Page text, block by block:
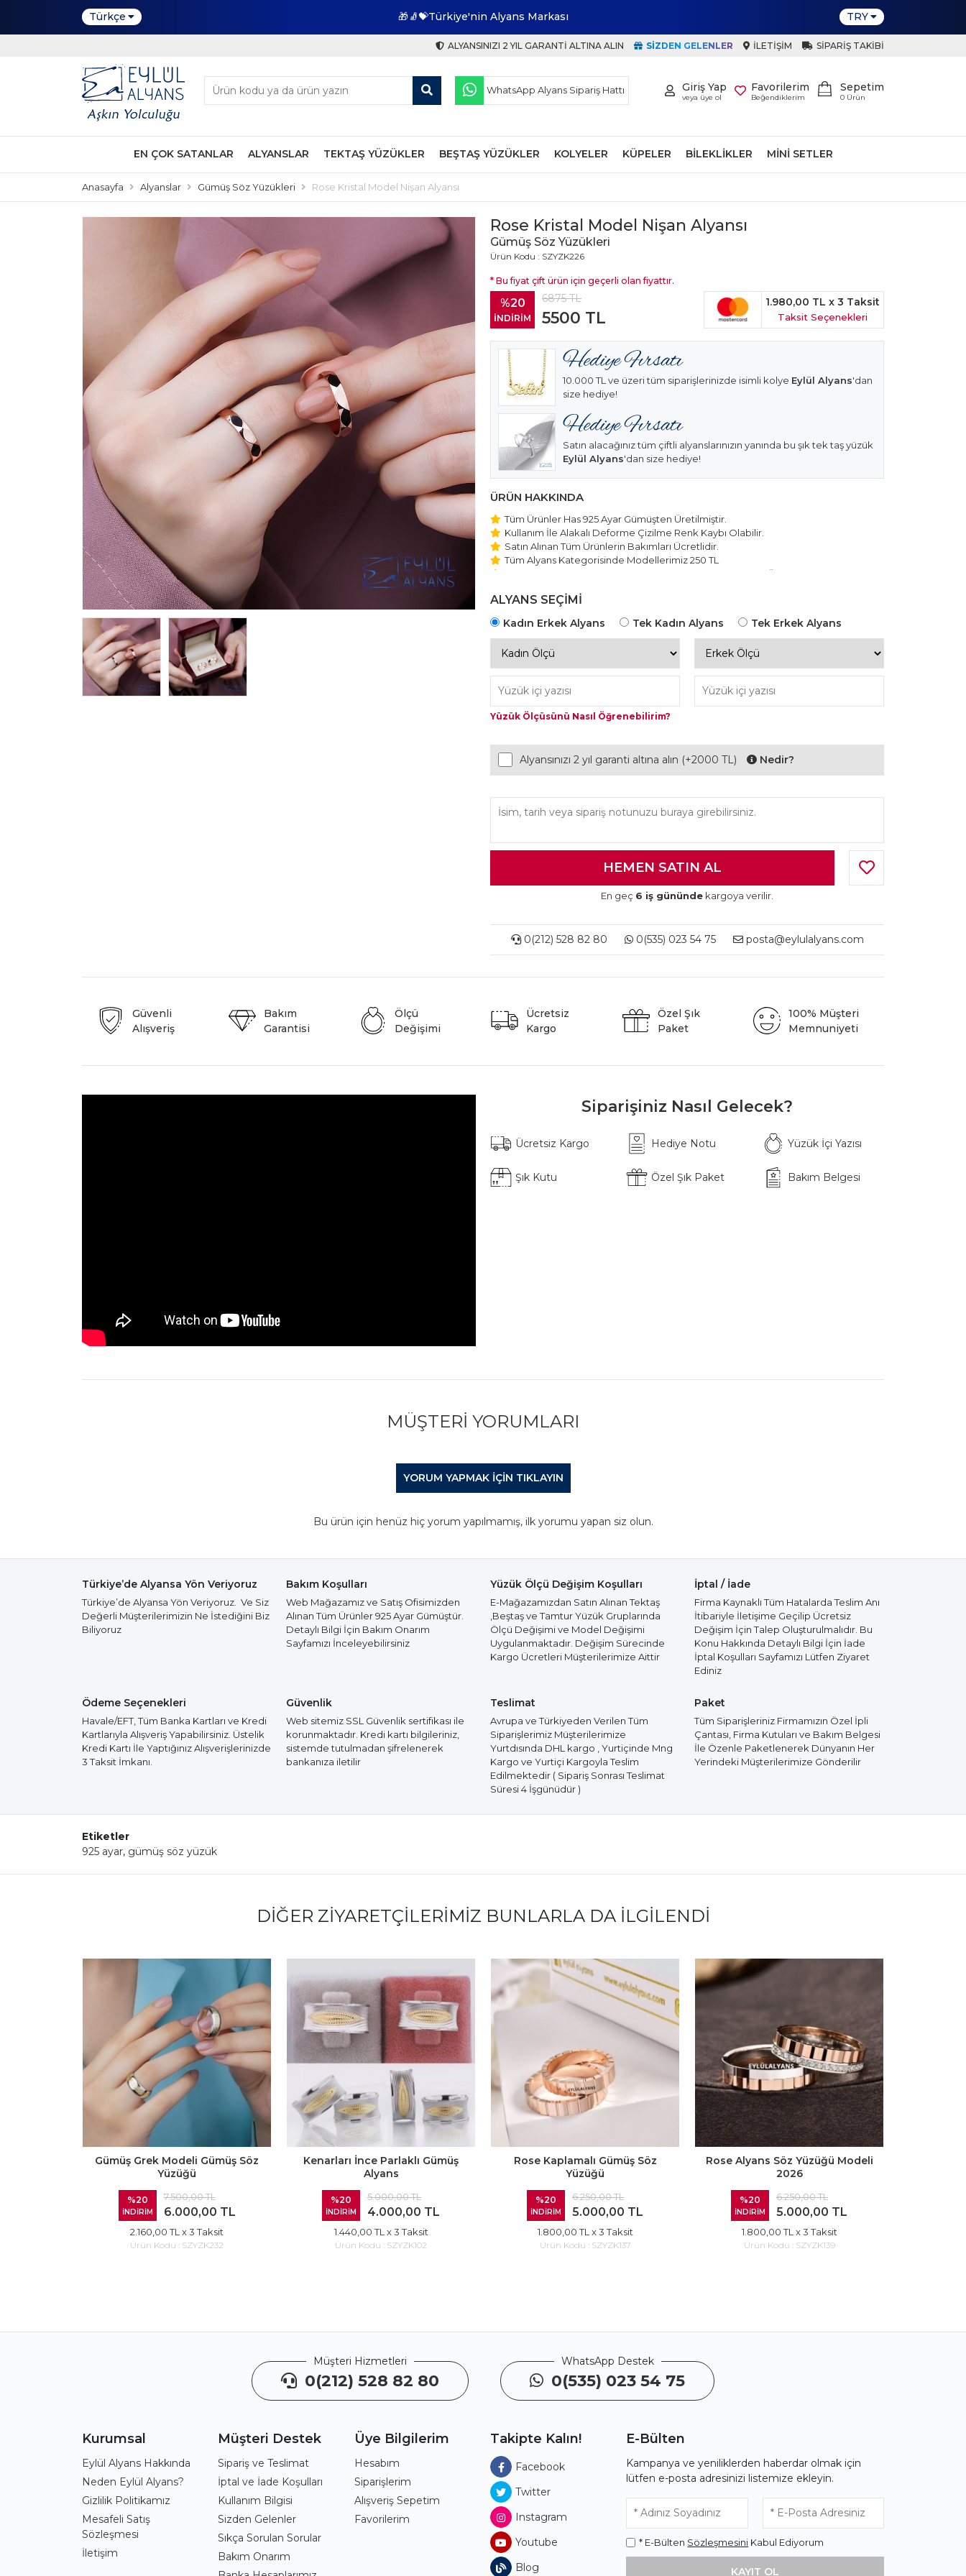
Türkçe 🎁🧦💝Türkiye'nin Alyans Markası TRY
ALYANSINIZI 2 YIL GARANTI ALTINA ALIN SIZDEN GELENLER İLETIŞIM SIPARIŞ TAKIBI
Sepetim
0 Ürün
Favorilerim
Beğendiklerim
Giriş Yap
veya üye ol
WhatsApp Alyans Sipariş Hattı
EN ÇOK SATANLAR ALYANSLAR TEKTAŞ YÜZÜKLER BEŞTAŞ YÜZÜKLER KOLYELER KÜPELER BILEKLIKLER MINI SETLER
Anasayfa Alyanslar Gümüş Söz Yüzükleri Rose Kristal Model Nişan Alyansı
Rose Kristal Model Nişan Alyansı
Gümüş Söz Yüzükleri
Ürün Kodu : SZYZK226
* Bu fiyat çift ürün için geçerli olan fiyattır.
%20
İNDİRİM
6875TL
5500 TL
1.980,00 TL x 3 Taksit
Taksit Seçenekleri
10.000 TL ve üzeri tüm siparişlerinizde isimli kolye Eylül Alyans'dan
size hediye!
Satın alacağınız tüm çiftli alyanslarınızın yanında bu şık tek taş yüzük
Eylül Alyans'dan size hediye!
ÜRÜN HAKKINDA
Tüm Ürünler Has 925 Ayar Gümüşten Üretilmiştir.
Kullanım İle Alakalı Deforme Çizilme Renk Kaybı Olabilir.
Satın Alınan Tüm Ürünlerin Bakımları Ücretlidir.
Tüm Alyans Kategorisinde Modellerimiz 250 TL
Beştaş Tektaş Kolye ve Bileklik Modellerimiz 150 TL Sabit Ücret ile Hareket
ALYANS SEÇİMİ
Kadın Erkek Alyans Tek Kadın Alyans Tek Erkek Alyans
Yüzük Ölçüsünü Nasıl Öğrenebilirim?
Alyansınızı 2 yıl garanti altına alın (+2000 TL) Nedir?
En geç 6 iş gününde kargoya verilir.
0(212) 528 82 80 0(535) 023 54 75 posta@eylulalyans.com
Güvenli
Alışveriş
Bakım
Garantisi
Ölçü
Değişimi
Ücretsiz
Kargo
Özel Şık
Paket
100% Müşteri
Memnuniyeti
Siparişiniz Nasıl Gelecek?
Ücretsiz Kargo Hediye Notu Yüzük İçi Yazısı
Şık Kutu Özel Şık Paket Bakım Belgesi
MÜŞTERI YORUMLARI
YORUM YAPMAK IÇIN TIKLAYIN
Bu ürün için henüz hiç yorum yapılmamış, ilk yorumu yapan siz olun.
Türkiye’de Alyansa Yön Veriyoruz
Türkiye’de Alyansa Yön Veriyoruz. Ve Siz
Değerli Müşterilerimizin Ne İstediğini Biz
Biliyoruz
Bakım Koşulları
Web Mağazamız ve Satış Ofisimizden
Alınan Tüm Ürünler 925 Ayar Gümüştür.
Detaylı Bilgi İçin Bakım Onarım
Sayfamızı İnceleyebilirsiniz
Yüzük Ölçü Değişim Koşulları
E-Mağazamızdan Satın Alınan Tektaş
,Beştaş ve Tamtur Yüzük Gruplarında
Ölçü Değişimi ve Model Değişimi
Uygulanmaktadır. Değişim Sürecinde
Kargo Ücretleri Müşterilerimize Aittir
İptal / İade
Firma Kaynaklı Tüm Hatalarda Teslim Anı
İtibariyle İletişime Geçilip Ücretsiz
Değişim İçin Talep Oluşturulmalıdır. Bu
Konu Hakkında Detaylı Bilgi İçin İade
İptal Koşulları Sayfamızı Lütfen Ziyaret
Ediniz
Ödeme Seçenekleri
Havale/EFT, Tüm Banka Kartları ve Kredi
Kartlarıyla Alışveriş Yapabilirsiniz. Üstelik
Kredi Kartı İle Yaptığınız Alışverişlerinizde
3 Taksit İmkanı.
Güvenlik
Web sitemiz SSL Güvenlik sertifikası ile
korunmaktadır. Kredi kartı bilgileriniz,
sistemde tutulmadan şifrelenerek
bankanıza iletilir
Teslimat
Avrupa ve Türkiyeden Verilen Tüm
Siparişlerimiz Müşterilerimize
Yurtdısında DHL kargo , Yurtiçinde Mng
Kargo ve Yurtiçi Kargoyla Teslim
Edilmektedir ( Sipariş Sonrası Teslimat
Süresi 4 İşgünüdür )
Paket
Tüm Siparişleriniz Firmamızın Özel İpli
Çantası, Firma Kutuları ve Bakım Belgesi
İle Özenle Paketlenerek Dünyanın Her
Yerindeki Müşterilerimize Gönderilir
Etiketler
925 ayar, gümüş söz yüzük
DIĞER ZIYARETÇILERIMIZ BUNLARLA DA İLGILENDI
Gümüş Grek Modeli Gümüş Söz
Yüzüğü
%20
İNDİRİM
7.500,00 TL
6.000,00 TL
2.160,00 TL x 3 Taksit
Ürün Kodu : SZYZK232
Kenarları İnce Parlaklı Gümüş
Alyans
%20
İNDİRİM
5.000,00 TL
4.000,00 TL
1.440,00 TL x 3 Taksit
Ürün Kodu : SZYZK102
Rose Kaplamalı Gümüş Söz
Yüzüğü
%20
İNDİRİM
6.250,00 TL
5.000,00 TL
1.800,00 TL x 3 Taksit
Ürün Kodu : SZYZK137
Rose Alyans Söz Yüzüğü Modeli
2026
%20
İNDİRİM
6.250,00 TL
5.000,00 TL
1.800,00 TL x 3 Taksit
Ürün Kodu : SZYZK139
Müşteri Hizmetleri
0(212) 528 82 80
WhatsApp Destek
0(535) 023 54 75
Kurumsal
Eylül Alyans Hakkında
Neden Eylül Alyans?
Gizlilik Politikamız
Mesafeli Satış
Sözleşmesi
İletişim
Müşteri Destek
Sipariş ve Teslimat
İptal ve İade Koşulları
Kullanım Bilgisi
Sizden Gelenler
Sıkça Sorulan Sorular
Bakım Onarım
Üye Bilgilerim
Hesabım
Siparişlerim
Alışveriş Sepetim
Favorilerim
Takipte Kalın!
Facebook
Twitter
Instagram
Youtube
Blog
E-Bülten
Kampanya ve yeniliklerden haberdar olmak için
lütfen e-posta adresinizi listemize ekleyin.
* E-Bülten Sözleşmesini Kabul Ediyorum